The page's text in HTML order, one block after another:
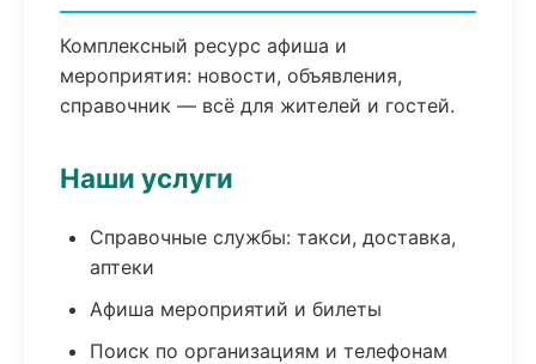
Комплексный ресурс афиша и
мероприятия: новости, объявления,
справочник — всё для жителей и гостей.
Наши услуги
Справочные службы: такси, доставка,
аптеки
Афиша мероприятий и билеты
Поиск по организациям и телефонам